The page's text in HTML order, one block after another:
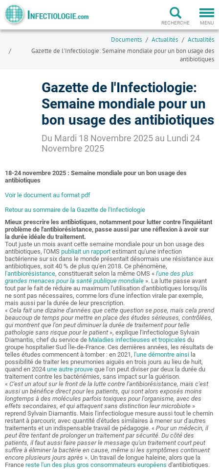
MENU
RECHERCHE
Documents Actualités
Actualités
Gazette de l'Infectiologie: Semaine mondiale pour un bon usage des
antibiotiques
Gazette de l'Infectiologie:
Semaine mondiale pour un
bon usage des antibiotiques
Du Mardi 18 Novembre 2025 au Lundi 24
Novembre 2025
18-24 novembre 2025 : Semaine mondiale pour un bon usage des
antibiotiques
Voir le document au format pdf
Retour au sommaire de la Gazette de l'Infectiologie
Mieux prescrire les antibiotiques, notamment pour lutter contre l'inquiétant
problème de l'antibiorésistance, passe aussi par une réflexion à avoir sur
la durée idéale du traitement.
Tout juste un mois avant cette semaine mondiale pour un bon usage des
antibiotiques, l'OMS publiait un rapport estimant qu'une infection
bactérienne sur six dans le monde présentait désormais une résistance aux
antibiotiques, soit 40 % de plus qu'en 2018. Ce phénomène,
l'antibiorésistance, constituerait selon la même OMS « l'une des plus
grandes menaces pour la santé publique mondiale ». La lutte passe avant
tout par le fait de réduire au maximum l'utilisation d'antibiotiques lorsqu'ils
ne sont pas nécessaires, comme lors d'une infection virale par exemple,
mais aussi par la durée de leur prescription.
« Cela fait une dizaine d'années que cette question se pose, mais cela prend
beaucoup de temps pour mettre en place des études sérieuses, contrôlées,
qui montrent que l'on peut diminuer la durée de traitement pour telle
pathologie sans risque pour le patient », explique l'infectiologue Sylvain
Diamantis, chef du service de Maladies infectieuses et tropicales du
groupe hospitalier Sud Île-de-France. Ces dernières années, les résultats de
telles études commencent à tomber : en 2021, l'une démontre ainsi la
possibilité de traiter les pneumonies aiguës en trois jours au lieu de huit,
quand en 2024 une autre prouve que l'on peut diviser par deux la durée du
traitement contre les bactériémies, sans impact sur la guérison.
« C'est un atout sur le front de la lutte contre l'antibiorésistance, mais c'est
aussi un bénéfice direct pour les patients, qui sont alors exposés moins
longtemps à des molécules parfois toxiques pour l'organisme, avec des
effets secondaires, et qui attaquent sans distinction leur microbiote »
reprend Sylvain Diamantis. Mais l'infectiologue mesure aussi tout le chemin
restant à parcourir, avec quantité d'études similaires à mener sur d'autres
traitements et un indispensable travail de pédagogie. « Pour un médecin, il
peut être tentant de prolonger un traitement par sécurité. Du côté des
patients, il faut aussi faire passer le message qu'un traitement court peut
suffire à éliminer la bactérie en cause, même si les symptômes continuent
encore plusieurs jours après ». Un travail de longue haleine, alors que la
France reste l'un des plus gros consommateurs européens d'antibiotiques.